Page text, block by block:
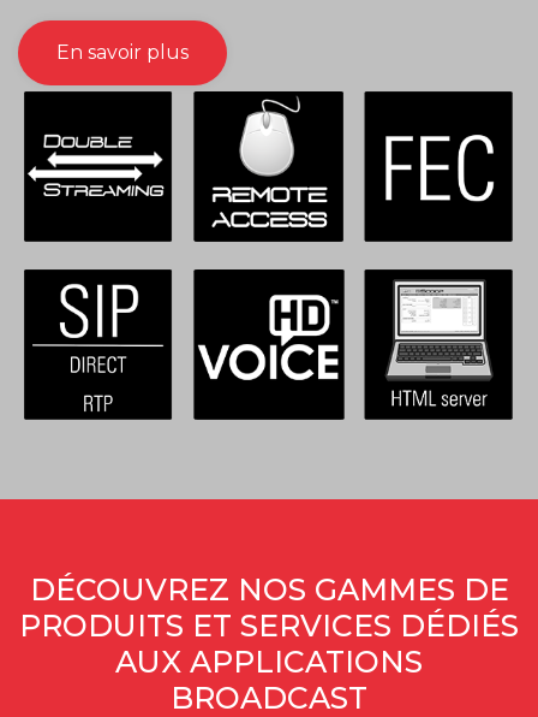
En savoir plus
DÉCOUVREZ NOS GAMMES DE
PRODUITS ET SERVICES DÉDIÉS
AUX APPLICATIONS
BROADCAST